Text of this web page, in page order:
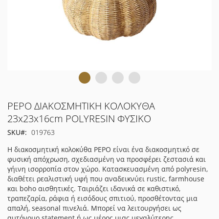
Μετάβαση
στην
αρχή
της
εικόνων
PEPO ΔΙΑΚΟΣΜΗΤΙΚΗ ΚΟΛΟΚΥΘΑ
23x23x16cm POLYRESIN ΦΥΣΙΚΟ
SKU
019763
Η διακοσμητική κολοκύθα PEPO είναι ένα διακοσμητικό σε
φυσική απόχρωση, σχεδιασμένη να προσφέρει ζεστασιά και
γήινη ισορροπία στον χώρο. Κατασκευασμένη από polyresin,
διαθέτει ρεαλιστική υφή που αναδεικνύει rustic, farmhouse
και boho αισθητικές. Ταιριάζει ιδανικά σε καθιστικό,
τραπεζαρία, ράφια ή εισόδους σπιτιού, προσθέτοντας μια
απαλή, seasonal πινελιά. Μπορεί να λειτουργήσει ως